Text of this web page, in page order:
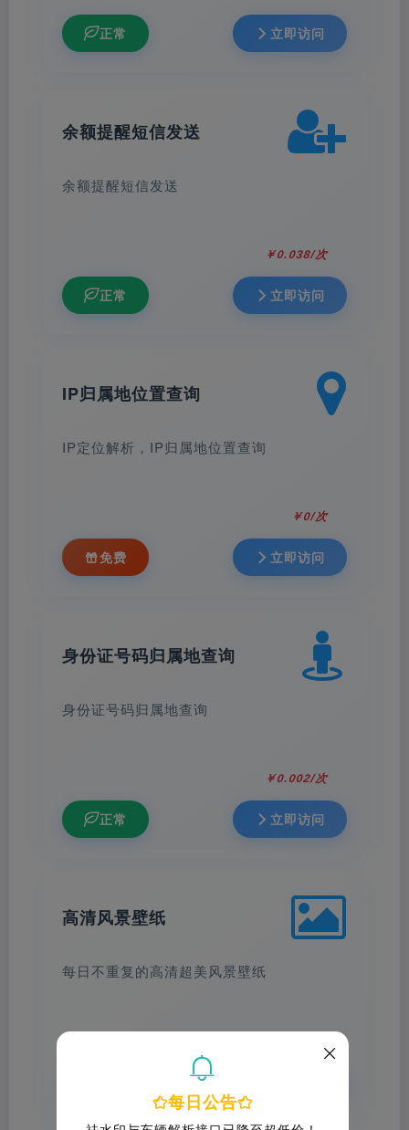
正常 立即访问
余额提醒短信发送
余额提醒短信发送
￥0.038/次
正常 立即访问
IP归属地位置查询
IP定位解析，IP归属地位置查询
￥0/次
免费 立即访问
身份证号码归属地查询
身份证号码归属地查询
￥0.002/次
正常 立即访问
高清风景壁纸
每日不重复的高清超美风景壁纸
每日公告